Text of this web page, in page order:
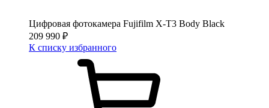
Цифровая фотокамера Fujifilm X-T3 Body Black
209 990 ₽
К списку избранного